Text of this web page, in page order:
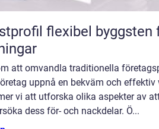
byggsten för moderna
att omvandla traditionella
uppnå en bekväm och effektiv
vi att utforska olika aspekter av
dess för- och nackdelar. Ö...